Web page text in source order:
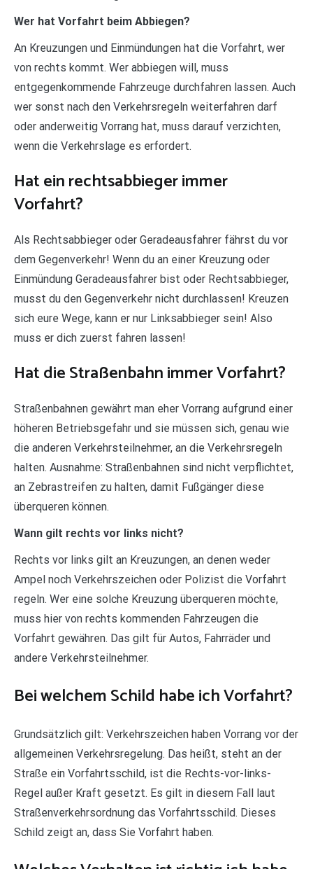
Wer hat Vorfahrt beim Abbiegen?
An Kreuzungen und Einmündungen hat die Vorfahrt, wer
von rechts kommt. Wer abbiegen will, muss
entgegenkommende Fahrzeuge durchfahren lassen. Auch
wer sonst nach den Verkehrsregeln weiterfahren darf
oder anderweitig Vorrang hat, muss darauf verzichten,
wenn die Verkehrslage es erfordert.
Hat ein rechtsabbieger immer
Vorfahrt?
Als Rechtsabbieger oder Geradeausfahrer fährst du vor
dem Gegenverkehr! Wenn du an einer Kreuzung oder
Einmündung Geradeausfahrer bist oder Rechtsabbieger,
musst du den Gegenverkehr nicht durchlassen! Kreuzen
sich eure Wege, kann er nur Linksabbieger sein! Also
muss er dich zuerst fahren lassen!
Hat die Straßenbahn immer Vorfahrt?
Straßenbahnen gewährt man eher Vorrang aufgrund einer
höheren Betriebsgefahr und sie müssen sich, genau wie
die anderen Verkehrsteilnehmer, an die Verkehrsregeln
halten. Ausnahme: Straßenbahnen sind nicht verpflichtet,
an Zebrastreifen zu halten, damit Fußgänger diese
überqueren können.
Wann gilt rechts vor links nicht?
Rechts vor links gilt an Kreuzungen, an denen weder
Ampel noch Verkehrszeichen oder Polizist die Vorfahrt
regeln. Wer eine solche Kreuzung überqueren möchte,
muss hier von rechts kommenden Fahrzeugen die
Vorfahrt gewähren. Das gilt für Autos, Fahrräder und
andere Verkehrsteilnehmer.
Bei welchem Schild habe ich Vorfahrt?
Grundsätzlich gilt: Verkehrszeichen haben Vorrang vor der
allgemeinen Verkehrsregelung. Das heißt, steht an der
Straße ein Vorfahrtsschild, ist die Rechts-vor-links-
Regel außer Kraft gesetzt. Es gilt in diesem Fall laut
Straßenverkehrsordnung das Vorfahrtsschild. Dieses
Schild zeigt an, dass Sie Vorfahrt haben.